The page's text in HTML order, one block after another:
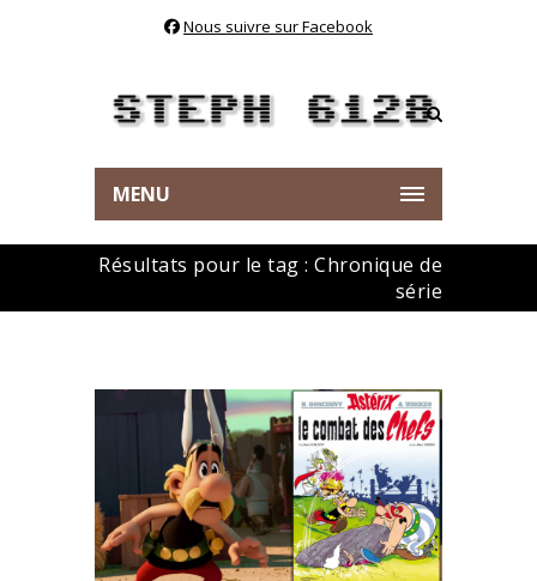
Nous suivre sur Facebook
MENU
Résultats pour le tag : Chronique de
série